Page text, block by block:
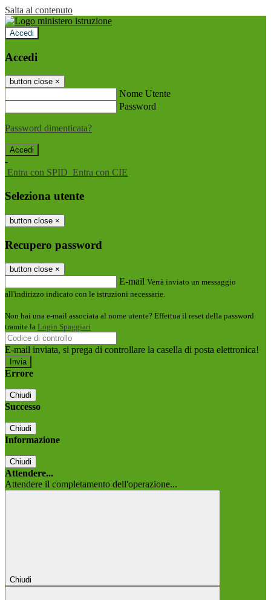
Salta al contenuto
Accedi
Accedi
button close ×
Nome Utente
Password
Password dimenticata?
-
Entra con SPID Entra con CIE
Seleziona utente
button close ×
Recupero password
button close ×
E-mail Verrà inviato un messaggio
all'indirizzo indicato con le istruzioni necessarie.
Non hai una e-mail associata al nome utente? Effettua il reset della password
tramite la Login Spaggiari
E-mail inviata, si prega di controllare la casella di posta elettronica!
Errore
Chiudi
Successo
Chiudi
Informazione
Chiudi
Attendere...
Attendere il completamento dell'operazione...
Chiudi